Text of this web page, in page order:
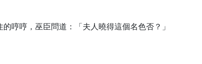
哼哼，巫臣問道：「夫人曉得這個名色否？」